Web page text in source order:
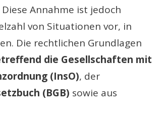
Annahme ist jedoch
von Situationen vor, in
Die rechtlichen Grundlagen
die Gesellschaften mit
(InsO), der
(BGB) sowie aus